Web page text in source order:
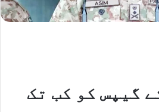
گیپس کو کب تک